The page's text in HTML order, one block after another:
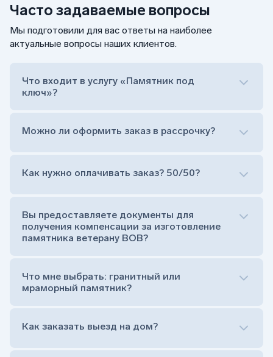
Часто задаваемые вопросы
Мы подготовили для вас ответы на наиболее
актуальные вопросы наших клиентов.
Что входит в услугу «Памятник под
ключ»?
Сам комплект памятника:
Тумба (постамент, на который при помощи
штыря устанавливается стела)
Цветник (обрамление могилки, бывает, что
Обработка и сверловка комплекта
Расположение символа веры (крестик или
на символ веры или вовсе портрет не рисовать)
Можно ли оформить заказ в рассрочку?
Как нужно оплачивать заказ? 50/50?
Вы предоставляете документы для
получения компенсации за изготовление
памятника ветерану ВОВ?
Что мне выбрать: гранитный или
мраморный памятник?
Как заказать выезд на дом?